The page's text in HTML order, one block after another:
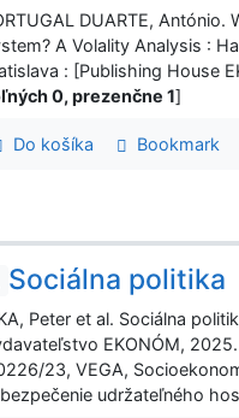
DUARTE,
A Volality Analysis :
: [Publishing House
0, prezenčne 1]
Do košíka Bookmark
Sociálna politika
Peter et al. Sociálna
EKONÓM,
23, VEGA,
udržateľného